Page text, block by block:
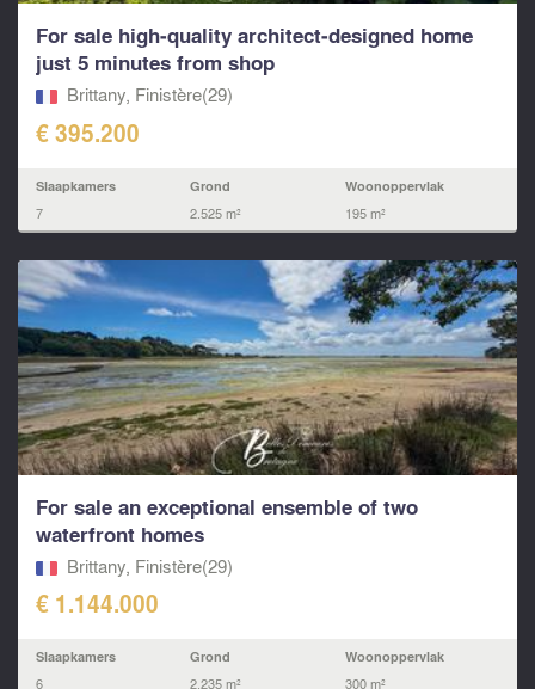
For sale high‑quality architect‑designed home
just 5 minutes from shop
Brittany, Finistère(29)
€ 395.200
Slaapkamers
7
Grond
2.525 m²
Woonoppervlak
195 m²
For sale an exceptional ensemble of two
waterfront homes
Brittany, Finistère(29)
€ 1.144.000
Slaapkamers
6
Grond
2.235 m²
Woonoppervlak
300 m²